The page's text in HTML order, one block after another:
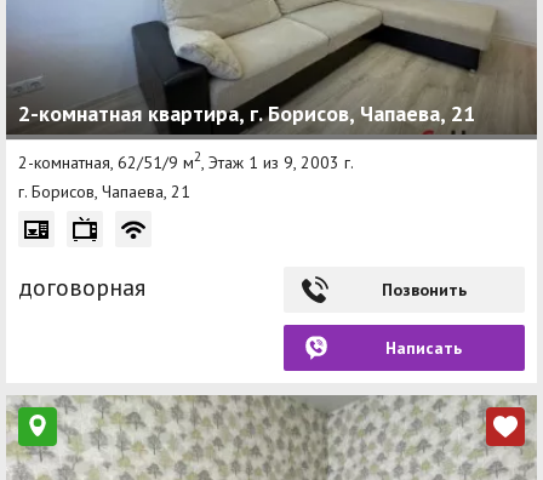
2-комнатная квартира, г. Борисов, Чапаева, 21
2-комнатная, 62/51/9 м2 , Этаж 1 из 9, 2003 г.
г. Борисов, Чапаева, 21
договорная Позвонить
Написать